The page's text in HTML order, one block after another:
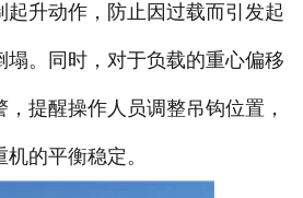
起升动作，防止因过载而引发起
塌。同时，对于负载的重心偏移
提醒操作人员调整吊钩位置，
的平衡稳定。